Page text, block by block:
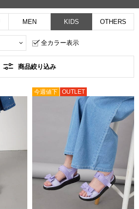
MEN KIDS OTHERS
全カラー表示
商品絞り込み
今週値下 OUTLET